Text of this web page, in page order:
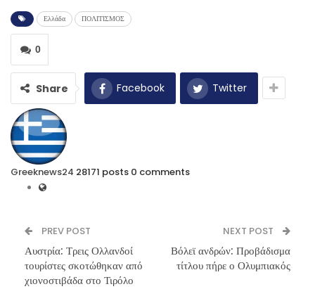
Ελλάδα ΠΟΛΙΤΙΣΜΟΣ
0
Share Facebook Twitter
Greeknews24 28171 posts 0 comments
PREV POST
Αυστρία: Τρεις Ολλανδοί
τουρίστες σκοτώθηκαν από
χιονοστιβάδα στο Τιρόλο
NEXT POST
Βόλεϊ ανδρών: Προβάδισμα
τίτλου πήρε ο Ολυμπιακός